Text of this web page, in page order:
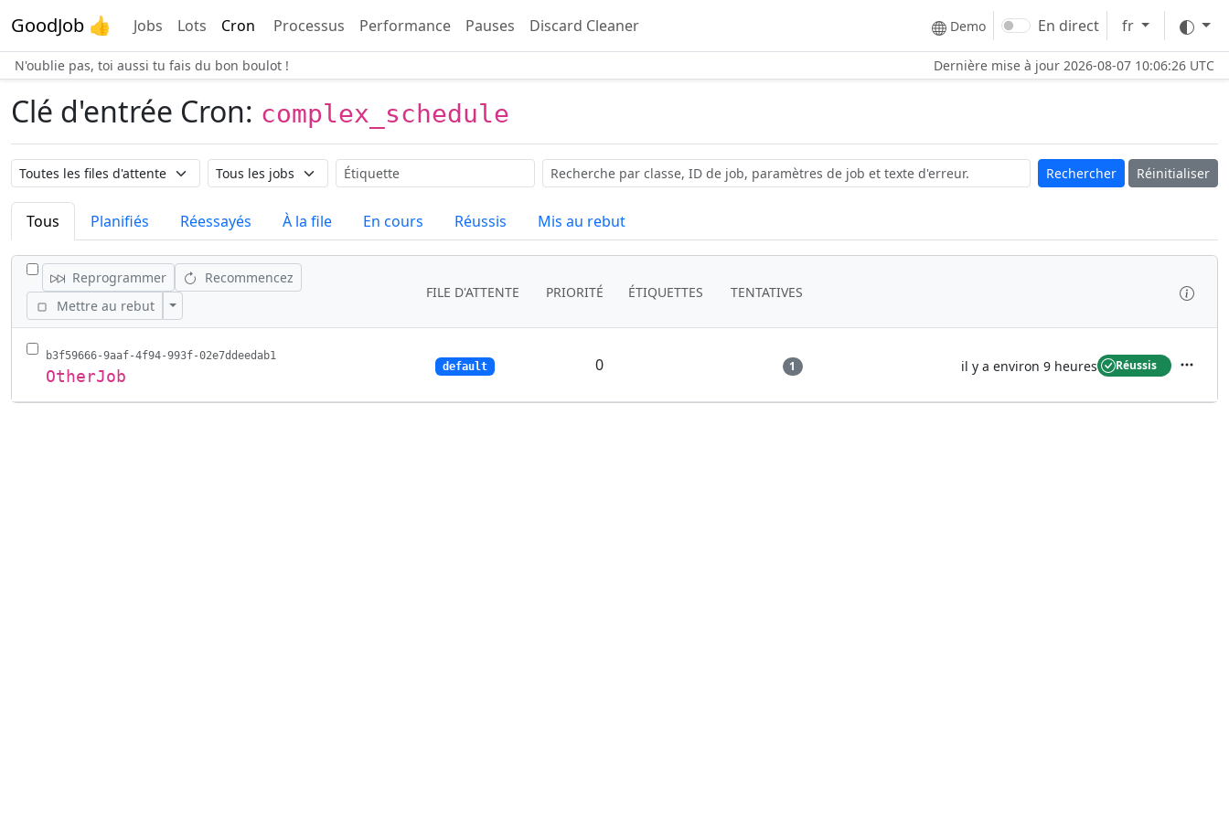
GoodJob 👍 Jobs Lots Cron Processus Performance Pauses Discard Cleaner Demo En direct fr
N'oublie pas, toi aussi tu fais du bon boulot ! Dernière mise à jour 2026-08-07 10:06:26 UTC
Clé d'entrée Cron: complex_schedule
Nom de la file d'attente Nom du job Étiquette Rechercher Réinitialiser
Tous Planifiés Réessayés À la file En cours Réussis Mis au rebut
SÉLECTIONNER TOUS LES JOBS
Reprogrammer
Recommencez
Mettre au rebut
Afficher / cacher les actions
FILE D'ATTENTE PRIORITÉ ÉTIQUETTES TENTATIVES
b3f59666-9aaf-4f94-993f-02e7ddeedab1
OtherJob
default 0 1 il y a environ 9 heures Réussis Actions